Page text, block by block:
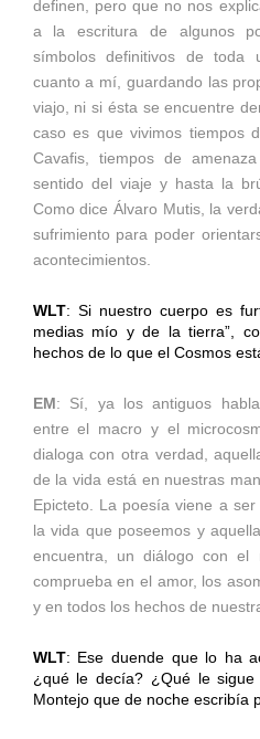
definen, pero que no nos
a la escritura de algunos
símbolos definitivos de toda
cuanto a mí, guardando las
viajo, ni si ésta se encuentre
caso es que vivimos tiempos
Cavafis, tiempos de
sentido del viaje y hasta la
Como dice Álvaro Mutis, la
sufrimiento para poder
acontecimientos.
WLT: Si nuestro cuerpo es
medias mío y de la tierra”,
hechos de lo que el Cosmos
EM: Sí, ya los antiguos
entre el macro y el
dialoga con otra verdad,
de la vida está en nuestras
Epicteto. La poesía viene a
la vida que poseemos y
encuentra, un diálogo con el
comprueba en el amor, los
y en todos los hechos de
WLT: Ese duende que lo ha
¿qué le decía? ¿Qué le
Montejo que de noche escribía